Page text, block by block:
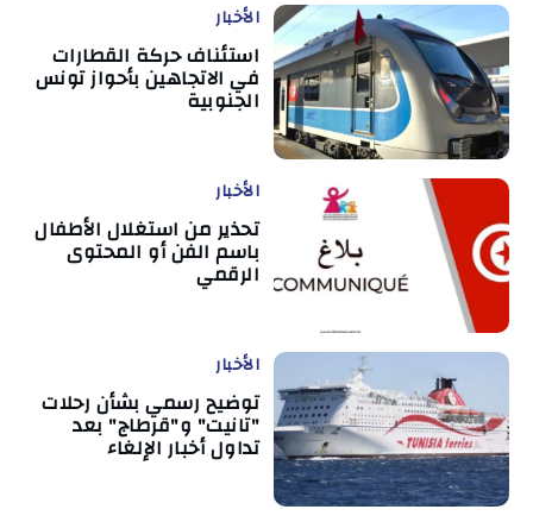
الأخبار
استئناف حركة القطارات
في الاتجاهين بأحواز تونس
الجنوبية
الأخبار
تحذير من استغلال الأطفال
باسم الفن أو المحتوى
الرقمي
الأخبار
توضيح رسمي بشأن رحلات
"تانيت" و"قرطاج" بعد
تداول أخبار الإلغاء